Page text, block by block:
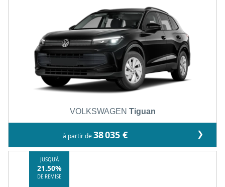
VOLKSWAGEN Tiguan
à partir de38 035 € ❯
JUSQU'À
21.50%
DE REMISE